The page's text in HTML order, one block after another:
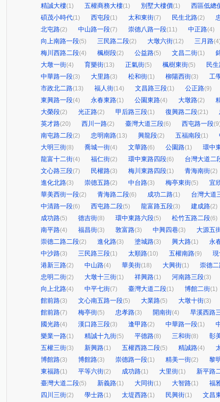
精誠大樓(1) 五權商務大樓(1) 別墅大樓價(1)
西區低總
碩茂小時代(1) 西屯段(1) 太和東街(7) 民生北路(2)
北屯路(2) 中山路一段(7) 崇德八路一段(11) 中正路(4)
向上南路一段(5) 三民路二段(2) 大墩六街(12) 三月路
梅川西路二段(4) 楓樹段(2) 公益路(5) 文昌二街(1)
大墩一街(4) 育樂街(13) 正氣街(5) 楓樹東街(5)
民
中華路一段(3) 大里路(3) 松和街(1) 柳陽西街(3)
工
市政北二路(13) 福人街(14) 文昌路三段(1) 公正路(9)
東興路一段(4) 永春東路(1) 公園東路(4) 大墩路(2)
大榮段(2) 光正路(2) 甲后路三段(1) 復興路二段(21)
英才路(20) 西川一路(2) 臺灣大道三段(6) 西屯路一段
南屯路二段(2) 忠明南路(13) 興龍段(2) 五福南段(1)
大明三街(8) 喬城一街(4) 文華路(6) 公園路(1)
環中
龍富十二街(4) 福仁街(2) 環中東路四段(6)
台灣大道二
文心路三段(7) 民權路(3) 梅川東路四段(1) 青海南街(2)
進化北路(3) 崇德五路(2) 中台路(3) 梅亭東街(5)
宜
華美西街一段(2) 青海路二段(6) 成功二路(1)
台灣大道
中清路一段(6) 西屯路二段(5) 龍富路五段(3) 建成路(2)
成功路(5) 德吉街(8) 環中東路六段(5) 松竹五路二段(6)
南平路(4) 福昌街(3) 敦富路(3) 中興四巷(3)
大源五
崇德二路二段(2) 進化路(3) 塗城路(3) 興大路(1)
永
中沙路(3) 三民路三段(1) 太順路(10) 五權南路(9)
港新三路(2) 中山路(4) 華美街(18) 大興街(1)
崇德
忠明二街(2) 大墩十三街(1) 祥興路(1) 河南路三段(3)
向上北路(4) 中平七街(7) 臺灣大道二段(1) 博館二街(1)
館前路(3) 文心南五路一段(5) 大業路(5) 大墩十街(3)
館前路(7) 梅亭街(5) 忠孝路(3) 開南街(4)
旱溪西路
國光路(4) 漢口路三段(3) 逢甲路(2) 中華路一段(1)
樂業一路(1) 精誠十九街(5) 平德路(8) 三和街(8)
彰
五權三街(3) 新興路(1) 五權西路二段(5) 精誠路(4)
博館路(3) 博館路(3) 崇德路一段(1) 精美一街(2)
黎
東福路(1) 平等六街(2) 成功路(1) 大里街(1)
新平路
臺灣大道二段(5) 新義路(1) 大同街(1) 大智路(1)
福
四川三街(2) 學士路(1) 太堤西路(1) 民興街(1)
文昌